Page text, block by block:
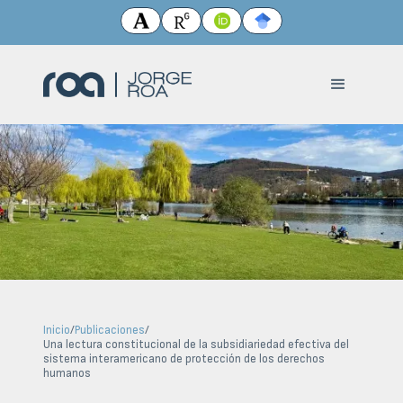
Inicio/Publicaciones/
Una lectura constitucional de la subsidiariedad efectiva del
sistema interamericano de protección de los derechos
humanos